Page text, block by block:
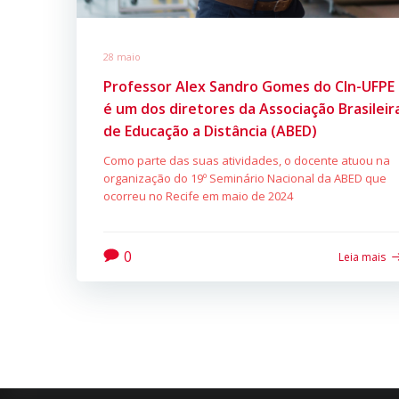
28 maio
Professor Alex Sandro Gomes do CIn-UFPE
é um dos diretores da Associação
de Educação a Distância (ABED)
Como parte das suas atividades, o docente atuou na
organização do 19º Seminário Nacional da ABED que
ocorreu no Recife em maio de 2024
0 Leia mais